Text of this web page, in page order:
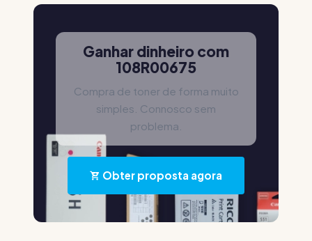
Ganhar dinheiro com
108R00675
Compra de toner de forma muito
simples. Connosco sem
problema.
Obter proposta agora